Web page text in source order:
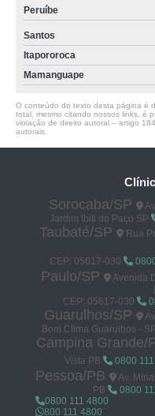
Peruíbe
Santos
Itapororoca
Mamanguape
O conteúdo do texto desta página é
total, mesmo citando nossos links, é
violação de direito autoral – artigo
autorais
Sorocaba/SP
Jardim Ibiti do Paço SP
Taubaté/SP
Rua
CEP: 05617-030
Paulo/SP
Avenida
CEP: 05617-030
Guarulhos/SP
Bom Clima Guarulhos - SP
Campina Grande/
Vista PB
0800
Pessoa/PB
Av.
PB
0800
0800 111 4800
800 111 4800